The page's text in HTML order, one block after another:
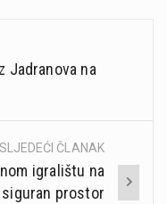
Jadranova na
SLJEDEĆI ČLANAK
igralištu na
siguran prostor